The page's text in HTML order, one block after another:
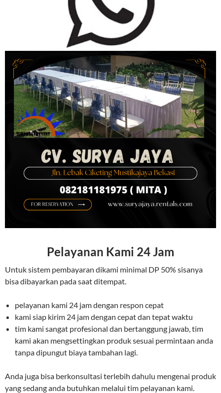
Pelayanan Kami 24 Jam
Untuk sistem pembayaran dikami minimal DP 50% sisanya
bisa dibayarkan pada saat ditempat.
pelayanan kami 24 jam dengan respon cepat
kami siap kirim 24 jam dengan cepat dan tepat waktu
tim kami sangat profesional dan bertanggung jawab, tim
kami akan mengsettingkan produk sesuai permintaan anda
tanpa dipungut biaya tambahan lagi.
Anda juga bisa berkonsultasi terlebih dahulu mengenai produk
yang sedang anda butuhkan melalui tim pelayanan kami.